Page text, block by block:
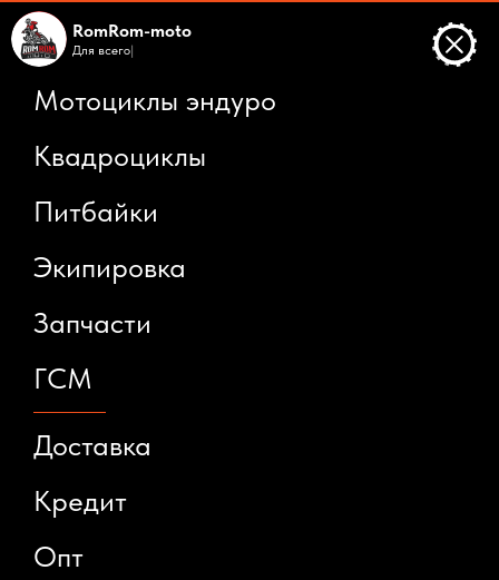
RomRom-moto
Для |
Опт
Кредит
Доставка
ГСМ
Запчасти
Экипировка
Питбайки
Квадроциклы
Мотоциклы эндуро